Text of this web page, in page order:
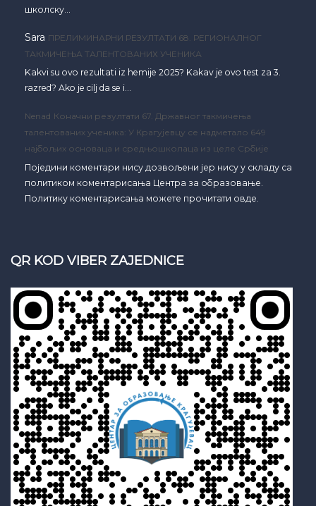
школску…
Sara ПРЕЛИМИНАРНИ РЕЗУЛТАТИ 68. РЕГИОНАЛНОГ
ТАКМИЧЕЊА ТАЛЕНТОВАНИХ УЧЕНИКА
Kakvi su ovo rezultati iz hemije 2025? Kakav je ovo test za 3.
razred? Ako je cilj da se i…
Nenad Коначни резултати 67. Државног такмичења
талентованих ученика: У Крагујевцу се надметало 649
најбољих основаца и средњошколаца из целе Србије
Поједини коментари нису дозвољени јер нису у складу са
политиком коментарисања Центра за образовање.
Политику коментарисања можете прочитати овде.
QR KOD VIBER ZAJEDNICE